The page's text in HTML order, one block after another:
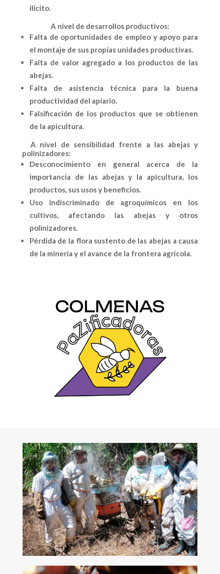
ilícito.
A nivel de desarrollos productivos:
Falta de oportunidades de empleo y apoyo para
el montaje de sus propias unidades productivas.
Falta de valor agregado a los productos de las
abejas.
Falta de asistencia técnica para la buena
productividad del apiario.
Falsificación de los productos que se obtienen
de la apicultura.
A nivel de sensibilidad frente a las abejas y
polinizadores:
Desconocimiento en general acerca de la
importancia de las abejas y la apicultura, los
productos, sus usos y beneficios.
Uso indiscriminado de agroquímicos en los
cultivos, afectando las abejas y otros
polinizadores.
Pérdida de la flora sustento de las abejas a causa
de la minería y el avance de la frontera agrícola.